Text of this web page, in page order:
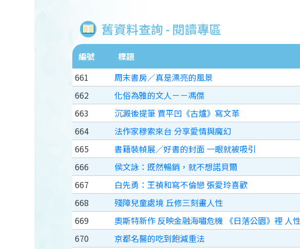
舊資料查詢 - 閱讀專區
編號 標題
661
周末書房／真是漂亮的風景
662
化俗為雅的文人－－馮傑
663
沉澱後提筆 賈平凹《古爐》寫文革
664
法作家穆索來台 分享愛情與魔幻
665
書籍裝幀展／好書的封面 一眼就被吸引
666
侯文詠：既然暢銷，就不想諾貝爾
667
白先勇：王禎和寫不倫戀 張愛玲喜歡
668
殘障兒童處境 丘修三刻畫人性
669
奧斯特新作 反映金融海嘯危機 《日落公園》裡 人
670
京都名醫的吃到飽減重法